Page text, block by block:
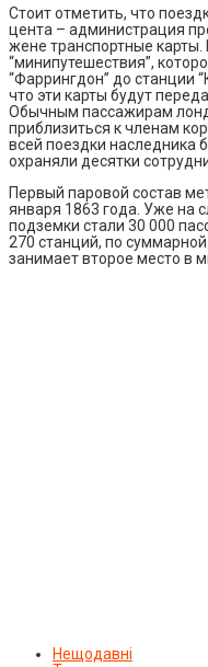
Стоит отметить, что
цента – администрация
жене транспортные карты.
“минипутешествия”,
“Фаррингдон” до станции
что эти карты будут
Обычным пассажирам
приблизиться к членам
всей поездки наследника
охраняли десятки
Первый паровой состав
января 1863 года. Уже на
подземки стали 30 000
270 станций, по
занимает второе место в
Нещодавні